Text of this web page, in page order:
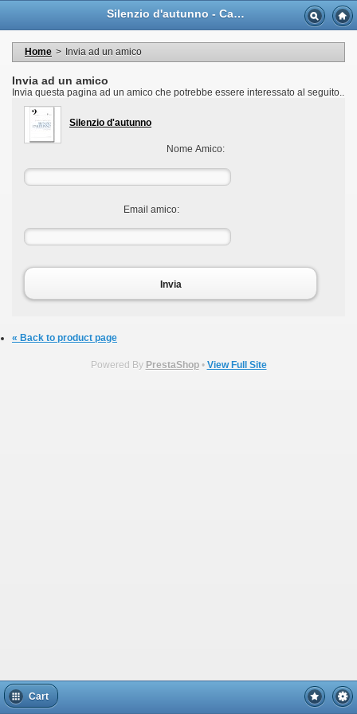
Silenzio d'autunno - Casa Musicale Eco
Home > Invia ad un amico
Invia ad un amico
Invia questa pagina ad un amico che potrebbe essere interessato al seguito..
Silenzio d'autunno
Nome Amico:
Email amico:
Invia
« Back to product page
Powered By PrestaShop• View Full Site
Cart
I miei dati personali
My orders
I miei voucher
Logout